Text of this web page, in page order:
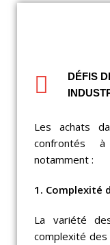
DÉFIS
Les achats
confrontés
notamment :
1. Complexité
La variété
complexité